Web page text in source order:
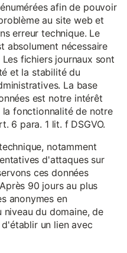
afin de pouvoir
au site web et
erreur technique. Le
absolument nécessaire
fichiers journaux sont
et la stabilité du
La base
est notre intérêt
fonctionnalité de notre
6 para. 1 lit. f DSGVO.
notamment
d'attaques sur
ces données
90 jours au plus
anonymes en
niveau du domaine, de
un lien avec